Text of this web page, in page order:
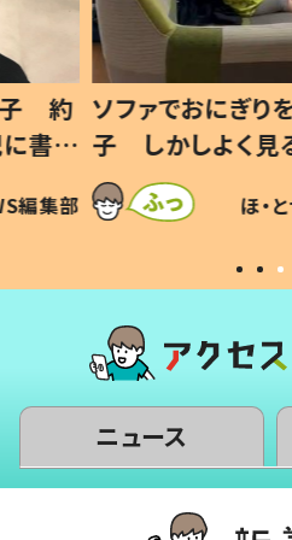
歳息
？」
編集部
小1から不登校、
ッド」だった 父
作り続ける理由と
#令和の子
SNSで話題 ほ・
ニュース